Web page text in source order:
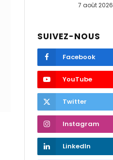
7 août 2026
SUIVEZ-NOUS
Facebook
YouTube
Twitter
Instagram
LinkedIn